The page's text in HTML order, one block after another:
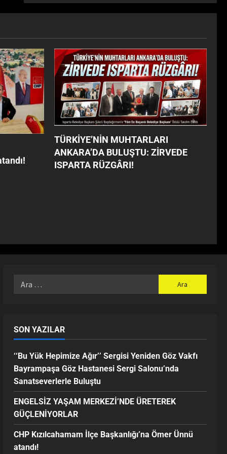
I!
TÜRKİYE’NİN MUHTARLARI
ANKARA’DA BULUŞTU: ZİRVEDE
ISPARTA RÜZGÂRI!
SON YAZILAR
‘‘Bu Yük Hepimize Ağır’’ Sergisi Yeniden Göz Vakfı
Bayrampaşa Göz Hastanesi Sergi Salonu’nda
Sanatseverlerle Buluştu
ENGELSİZ YAŞAM MERKEZİ’NDE ÜRETEREK
GÜÇLENİYORLAR
CHP Kızılcahamam İlçe Başkanlığı’na Ömer Ünnü
atandı!